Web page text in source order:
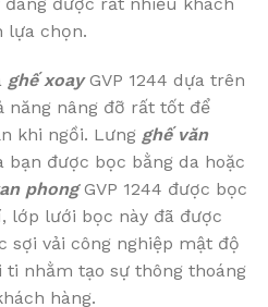
được rất nhiều khách
lựa chọn.
ghế xoayGVP 1244 dựa trên
năng nâng đỡ rất tốt để
khi ngồi. Lưng ghế văn
được bọc bằng da hoặc
phongGVP 1244 được bọc
lớp lưới bọc này đã được
sợi vải công nghiệp mật độ
nhằm tạo sự thông thoáng
hàng.